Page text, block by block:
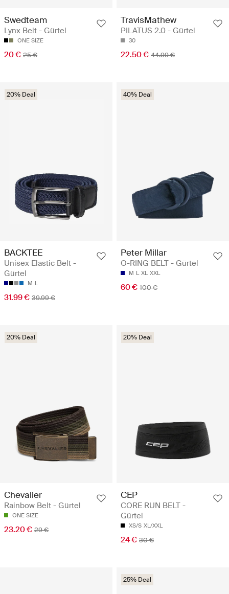
Swedteam
Lynx Belt - Gürtel
ONE SIZE
20 € 25 €
TravisMathew
PILATUS 2.0 - Gürtel
30
22.50 € 44.99 €
20% Deal
BACKTEE
Unisex Elastic Belt -
Gürtel
M L
31.99 € 39.99 €
40% Deal
Peter Millar
O-RING BELT - Gürtel
M L XL XXL
60 € 100 €
20% Deal
Chevalier
Rainbow Belt - Gürtel
ONE SIZE
23.20 € 29 €
20% Deal
CEP
CORE RUN BELT -
Gürtel
XS/S XL/XXL
24 € 30 €
25% Deal